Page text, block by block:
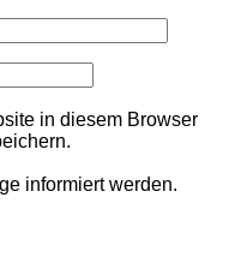
in diesem Browser
informiert werden.